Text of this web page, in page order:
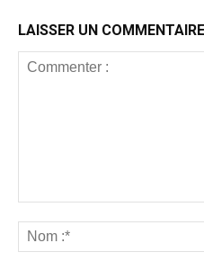
LAISSER UN COMMENTAIRE